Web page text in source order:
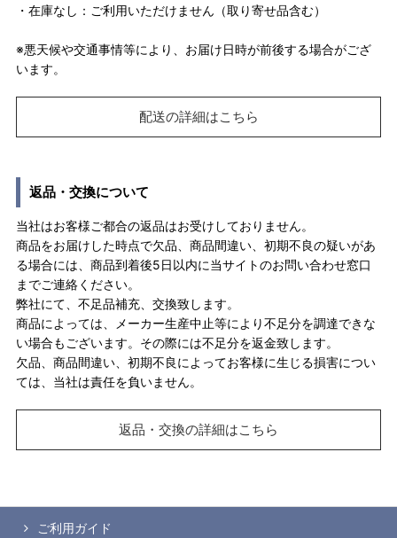
・在庫なし：ご利用いただけません（取り寄せ品含む）
※悪天候や交通事情等により、お届け日時が前後する場合がござ
います。
配送の詳細はこちら
返品・交換について
当社はお客様ご都合の返品はお受けしておりません。
商品をお届けした時点で欠品、商品間違い、初期不良の疑いがあ
る場合には、商品到着後5日以内に当サイトのお問い合わせ窓口
までご連絡ください。
弊社にて、不足品補充、交換致します。
商品によっては、メーカー生産中止等により不足分を調達できな
い場合もございます。その際には不足分を返金致します。
欠品、商品間違い、初期不良によってお客様に生じる損害につい
ては、当社は責任を負いません。
返品・交換の詳細はこちら
ご利用ガイド